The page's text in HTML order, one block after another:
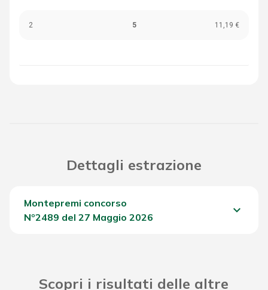
2 5 11,19 €
Dettagli estrazione
Montepremi concorso
Nº2489 del 27 Maggio 2026
keyboard_arrow_down
Scopri i risultati delle altre